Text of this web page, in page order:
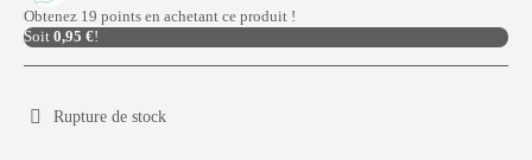
Obtenez 19 points en achetant ce produit !
Soit 0,95 €!
Rupture de stock